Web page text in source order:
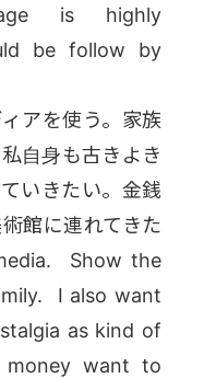
is highly
be follow by
アを使う。家族
自身も古きよき
いきたい。金銭
館に連れてきた
Show the
I also want
as kind of
want to